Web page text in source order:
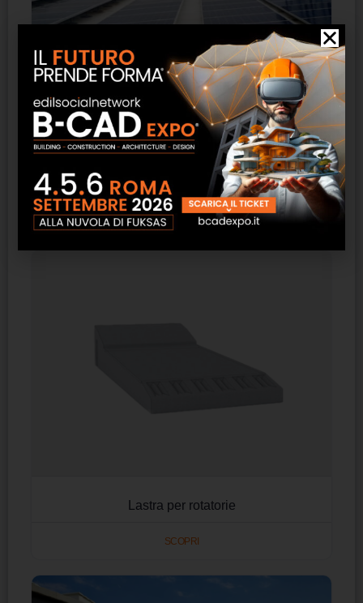
FLY Solaio – Costruzioni Generali Basso Cav.
Angelo
SCOPRI
Lastra per rotatorie
SCOPRI